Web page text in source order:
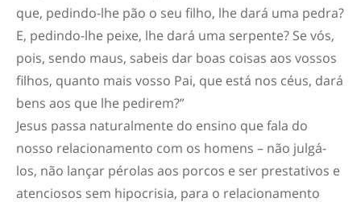
que, pedindo-lhe pão o seu filho, lhe dará uma pedra?
E, pedindo-lhe peixe, lhe dará uma serpente? Se vós,
pois, sendo maus, sabeis dar boas coisas aos vossos
filhos, quanto mais vosso Pai, que está nos céus, dará
bens aos que lhe pedirem?”
Jesus passa naturalmente do ensino que fala do
nosso relacionamento com os homens – não julgá-
los, não lançar pérolas aos porcos e ser prestativos e
atenciosos sem hipocrisia, para o relacionamento